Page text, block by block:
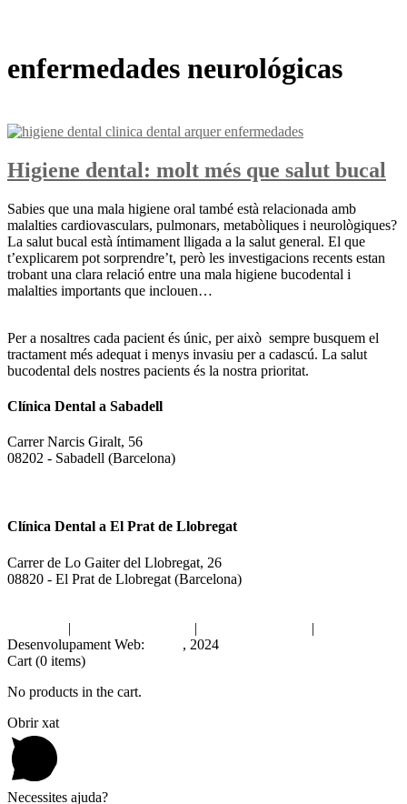
enfermedades neurológicas
Higiene dental: molt més que salut bucal
Sabies que una mala higiene oral també està relacionada amb
malalties cardiovasculars, pulmonars, metabòliques i neurològiques?
La salut bucal està íntimament lligada a la salut general. El que
t’explicarem pot sorprendre’t, però les investigacions recents estan
trobant una clara relació entre una mala higiene bucodental i
malalties importants que inclouen…
Per a nosaltres cada pacient és únic, per això sempre busquem el
tractament més adequat i menys invasiu per a cadascú. La salut
bucodental dels nostres pacients és la nostra prioritat.
Clínica Dental a Sabadell
Carrer Narcis Giralt, 56
08202 - Sabadell (Barcelona)
Clínica Dental a El Prat de Llobregat
Carrer de Lo Gaiter del Llobregat, 26
08820 - El Prat de Llobregat (Barcelona)
| |
|
Desenvolupament Web:
, 2024
Cart (0 items)
No products in the cart.
Obrir xat
Necessites ajuda?